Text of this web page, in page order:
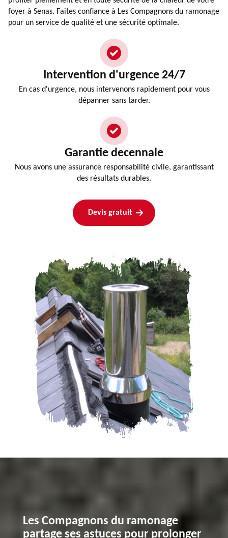
foyer à Senas. Faites confiance à Les Compagnons du ramonage
pour un service de qualité et une sécurité optimale.
Intervention d'urgence 24/7
En cas d'urgence, nous intervenons rapidement pour vous
dépanner sans tarder.
Garantie decennale
Nous avons une assurance responsabilité civile, garantissant
des résultats durables.
Devis gratuit
Les Compagnons du ramonage
partage ses astuces pour prolonger